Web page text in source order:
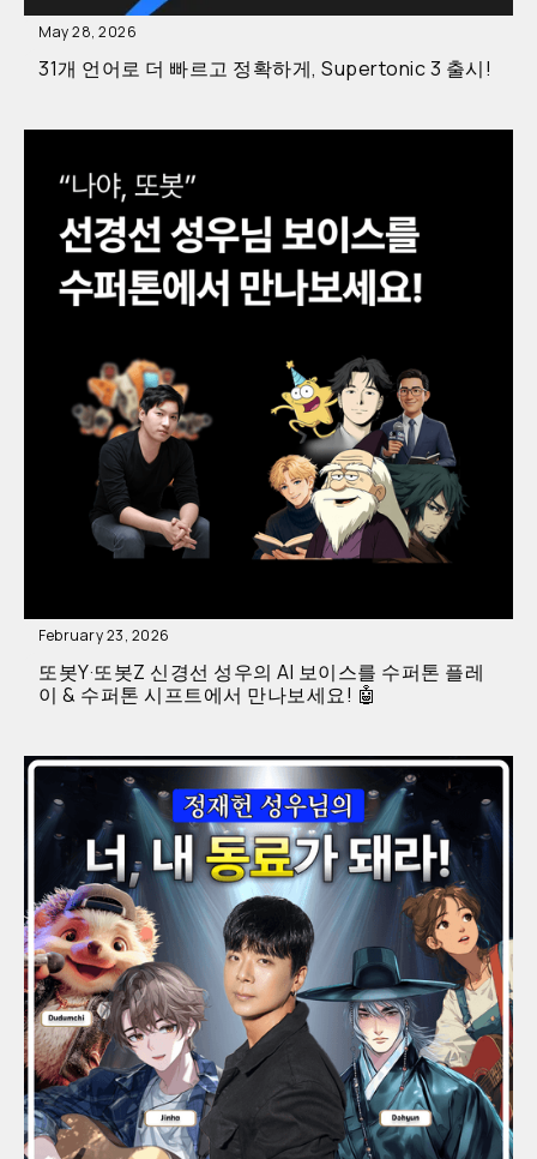
May 28, 2026
31개 언어로 더 빠르고 정확하게, Supertonic 3 출시!
February 23, 2026
또봇Y·또봇Z 신경선 성우의 AI 보이스를 수퍼톤 플레
이 & 수퍼톤 시프트에서 만나보세요! 🤖